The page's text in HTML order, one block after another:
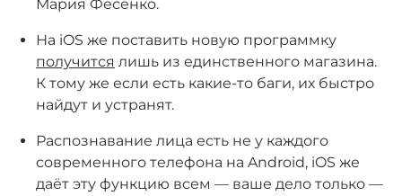
Мария Фесенко.
На iOS же поставить новую программку
получится лишь из единственного магазина.
К тому же если есть какие-то баги, их быстро
найдут и устранят.
Распознавание лица есть не у каждого
современного телефона на Android, iOS же
даёт эту функцию всем — ваше дело только —